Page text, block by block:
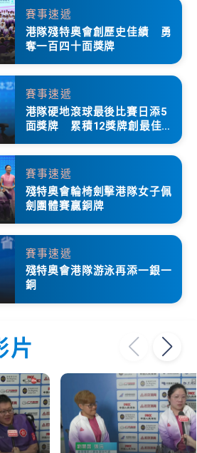
賽事速遞
港隊殘特奧會創歷史佳績 勇
奪一百四十面獎牌
賽事速遞
港隊硬地滾球最後比賽日添5
面獎牌 累積12獎牌創最佳成
賽事速遞
殘特奧會輪椅劍擊港隊女子佩
劍團體賽贏銅牌
賽事速遞
殘特奧會港隊游泳再添一銀一
銅
片